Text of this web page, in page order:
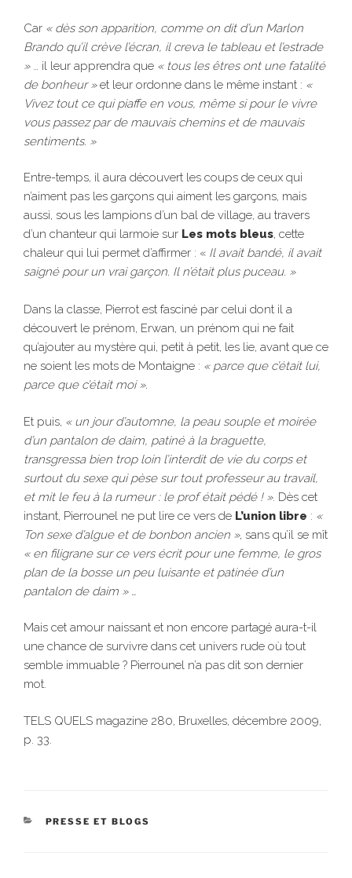
Car « dès son apparition, comme on dit d’un Marlon
Brando qu’il crève l’écran, il creva le tableau et l’estrade
»… il leur apprendra que « tous les êtres ont une fatalité
de bonheur »et leur ordonne dans le même instant : «
Vivez tout ce qui piaffe en vous, même si pour le vivre
vous passez par de mauvais chemins et de mauvais
sentiments. »
Entre-temps, il aura découvert les coups de ceux qui
n’aiment pas les garçons qui aiment les garçons, mais
aussi, sous les lampions d’un bal de village, au travers
d’un chanteur qui larmoie sur Les mots bleus, cette
chaleur qui lui permet d’affirmer : « Il avait bandé, il avait
saigné pour un vrai garçon. Il n’était plus puceau. »
Dans la classe, Pierrot est fasciné par celui dont il a
découvert le prénom, Erwan, un prénom qui ne fait
qu’ajouter au mystère qui, petit à petit, les lie, avant que ce
ne soient les mots de Montaigne : « parce que c’était lui,
parce que c’était moi ».
Et puis, « un jour d’automne, la peau souple et moirée
d’un pantalon de daim, patiné à la braguette,
transgressa bien trop loin l’interdit de vie du corps et
surtout du sexe qui pèse sur tout professeur au travail,
et mit le feu à la rumeur : le prof était pédé ! ». Dès cet
instant, Pierrounel ne put lire ce vers de L’union libre : «
Ton sexe d’algue et de bonbon ancien », sans qu’il se mît
« en filigrane sur ce vers écrit pour une femme, le gros
plan de la bosse un peu luisante et patinée d’un
pantalon de daim » …
Mais cet amour naissant et non encore partagé aura-t-il
une chance de survivre dans cet univers rude où tout
semble immuable ? Pierrounel n’a pas dit son dernier
mot.
TELS QUELS magazine 280, Bruxelles, décembre 2009,
p. 33.
CATÉGORIES
PRESSE ET BLOGS